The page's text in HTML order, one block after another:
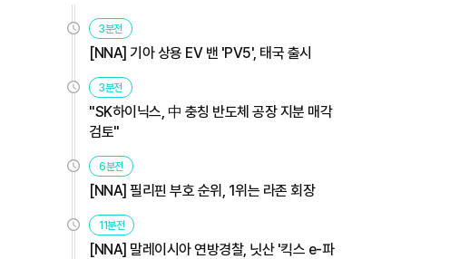
3분전
[NNA] 기아 상용 EV 밴 'PV5', 태국 출시
3분전
"SK하이닉스, 中 충칭 반도체 공장 지분 매각
검토"
6분전
[NNA] 필리핀 부호 순위, 1위는 라존 회장
11분전
[NNA] 말레이시아 연방경찰, 닛산 '킥스 e-파